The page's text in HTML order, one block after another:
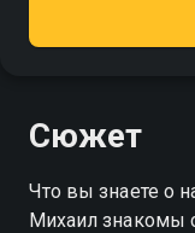
Сюжет
Что вы знаете о
Михаил знакомы